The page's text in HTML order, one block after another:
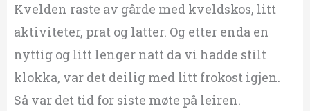
Kvelden raste av gårde med kveldskos, litt
aktiviteter, prat og latter. Og etter enda en
nyttig og litt lenger natt da vi hadde stilt
klokka, var det deilig med litt frokost igjen.
Så var det tid for siste møte på leiren.